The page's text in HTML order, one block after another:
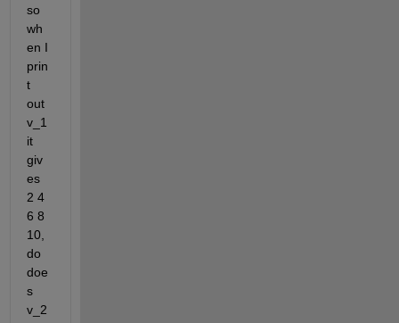
so
wh
en I
prin
t
out
v_1
it
giv
es
2 4
6 8
10,
do
doe
s
v_2